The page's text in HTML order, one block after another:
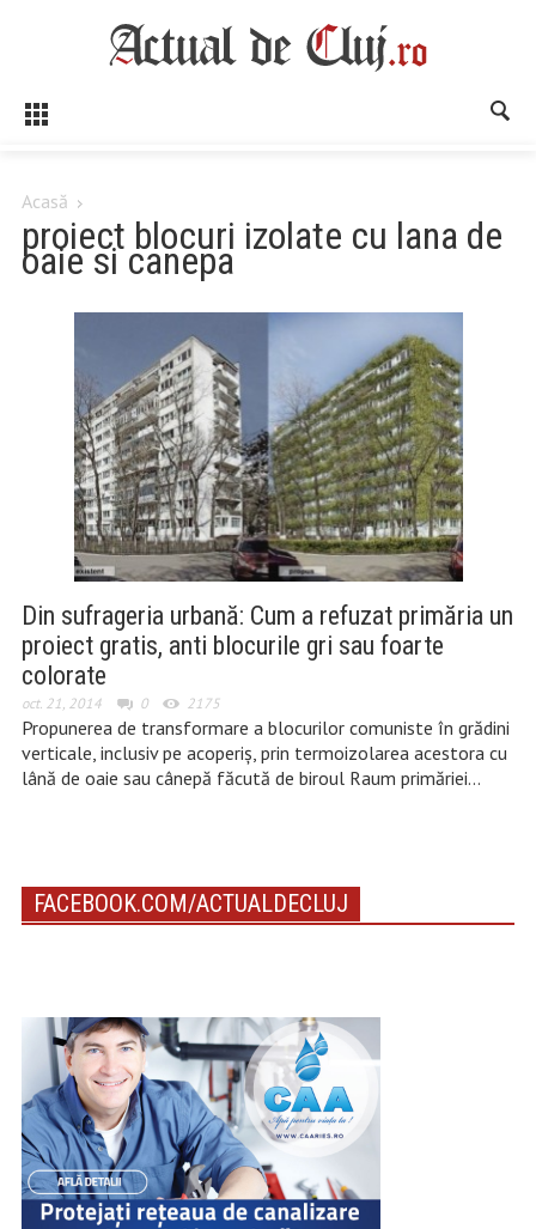
Acasă
proiect blocuri izolate cu lana de
oaie si canepa
Din sufrageria urbană: Cum a refuzat primăria un
proiect gratis, anti blocurile gri sau foarte
colorate
oct. 21, 2014 0 2175
Propunerea de transformare a blocurilor comuniste în grădini
verticale, inclusiv pe acoperiș, prin termoizolarea acestora cu
lână de oaie sau cânepă făcută de biroul Raum primăriei…
FACEBOOK.COM/ACTUALDECLUJ